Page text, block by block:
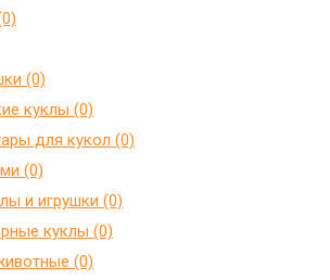
(0)
куклы (0)
для кукол (0)
(0)
и игрушки (0)
куклы (0)
(0)